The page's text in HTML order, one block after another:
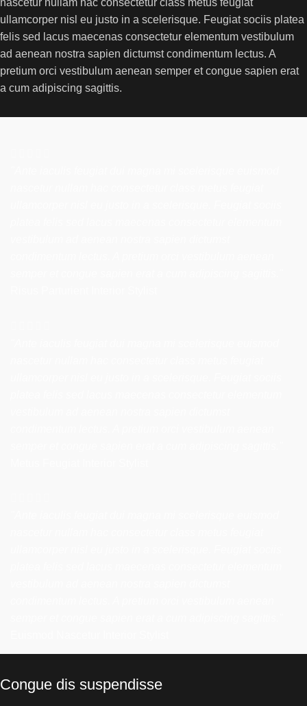
nascetur nullam hac consectetur class metus feugiat
ullamcorper nisl eu justo in a scelerisque. Feugiat sociis platea
felis sed lacus maecenas consectetur elementum vestibulum
ad aenean nostra sapien dictumst condimentum lectus. A
pretium orci vestibulum aenean semper et congue sapien erat
a cum adipiscing sagittis.
Congue dis suspendisse